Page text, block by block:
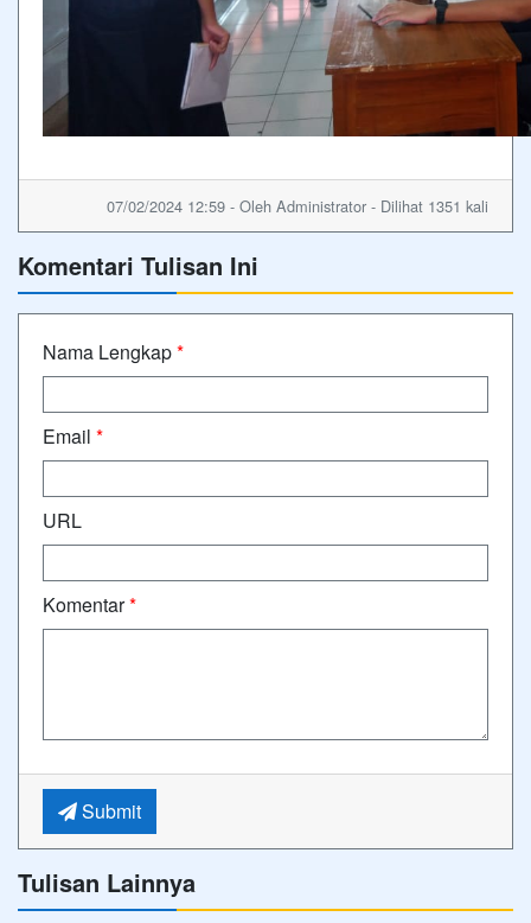
07/02/2024 12:59 - Oleh Administrator - Dilihat 1351 kali
Komentari Tulisan Ini
Nama Lengkap*
Email *
URL
Komentar*
Submit
Tulisan Lainnya